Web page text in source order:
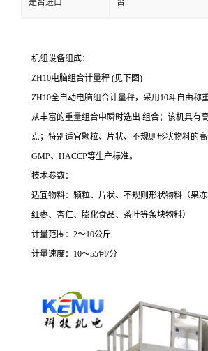
是否进口 否
机组设备组成：
ZH10电脑组合计量秤 (见下图)
ZH10全自动电脑组合计量秤，采用 10斗自由称
从丰富的重量组合中瞬时选出 组合；该机具有
点；特别 适宜颗粒、片状、不规则形状物料的
GMP、 HACCP等生产标准。
技术参数：
适宜物料：颗粒、片状、不规则形状物料 （果
红枣、杏仁、膨化食品、茶叶等条块物料）
计量范围： 2～10公斤
计量速度： 10～55包/分